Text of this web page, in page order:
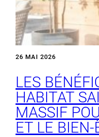
26 MAI 2026
LES
HABITAT
MASSIF
ET LE